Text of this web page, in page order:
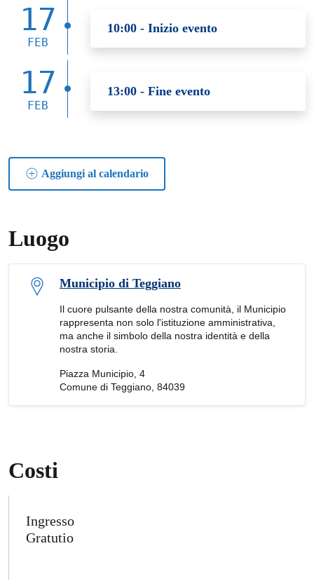
17
FEB
10:00 - Inizio evento
17
FEB
13:00 - Fine evento
Aggiungi al calendario
Luogo
Municipio di Teggiano
Il cuore pulsante della nostra comunità, il Municipio
rappresenta non solo l'istituzione amministrativa,
ma anche il simbolo della nostra identità e della
nostra storia.
Piazza Municipio, 4
Comune di Teggiano, 84039
Costi
Ingresso
Gratutio